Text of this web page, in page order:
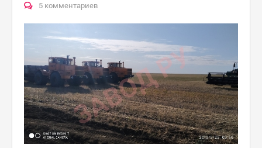
5 комментариев